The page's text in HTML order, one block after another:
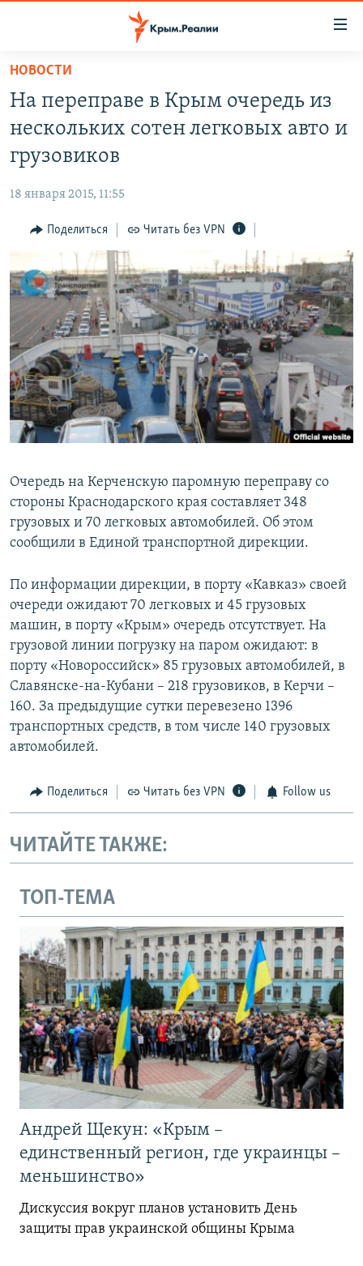
Вернуться
основному
содержанию
главной
навигации
Вернутся
поиску
СПЕЦПРОЕКТЫ
11 ЛЕТ ОККУПАЦИИ КРЫМА. 11 ИСТОРИЙ СОПРОТИВЛЕНИЯ
ЕЩЕ
ИНТЕРАКТИВ
ИНФОГРАФИКА
ТЕЛЕПРОЕКТ КРЫМ.РЕАЛИИ
СОВЕТЫ ПРАВОЗАЩИТНИКОВ
ПРОПАВШИЕ БЕЗ ВЕСТИ
ПОБЕДИТЕЛЕЙ НЕ СУДЯТ?
КРЫМ.НЕПОКОРЕННЫЙ
ELIFBE
РАДІО СВОБОДА
КАК ОБОЙТИ БЛОКИРОВКУ
Українською
Qırımtatar
ПРИСОЕДИНЯЙТЕСЬ!
Все сайты RFE/RL
НОВОСТИ
На переправе в Крым очередь из
нескольких сотен легковых авто и
грузовиков
18 января 2015, 11:55
Поделиться Читать без VPN
Очередь на Керченскую паромную переправу со
стороны Краснодарского края составляет 348
грузовых и 70 легковых автомобилей. Об этом
сообщили в Единой транспортной дирекции.
По информации дирекции, в порту «Кавказ» своей
очереди ожидают 70 легковых и 45 грузовых
машин, в порту «Крым» очередь отсутствует. На
грузовой линии погрузку на паром ожидают: в
порту «Новороссийск» 85 грузовых автомобилей, в
Славянске-на-Кубани – 218 грузовиков, в Керчи –
160. За предыдущие сутки перевезено 1396
транспортных средств, в том числе 140 грузовых
автомобилей.
Поделиться Читать без VPN Follow us
ЧИТАЙТЕ ТАКЖЕ:
ТОП-ТЕМА
Андрей Щекун: «Крым –
единственный регион, где украинцы –
меньшинство»
Дискуссия вокруг планов установить День
защиты прав украинской общины Крыма